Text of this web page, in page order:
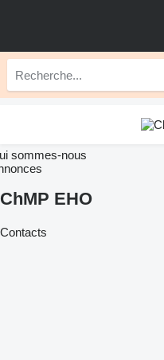
sommes-nous
ChMP EHO
Contacts